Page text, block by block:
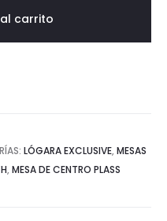
carrito
LÓGARA EXCLUSIVE, MESAS
, MESA DE CENTRO PLASS